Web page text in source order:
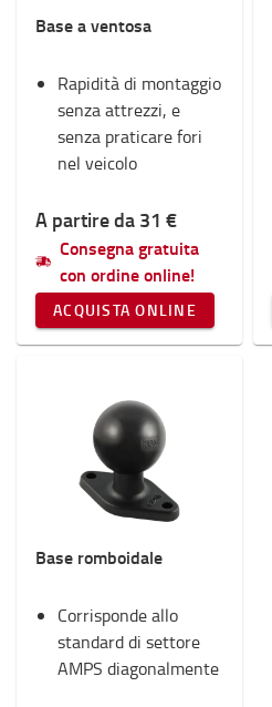
Base a ventosa
Rapidità di montaggio
senza attrezzi, e
senza praticare fori
nel veicolo
A partire da 31 €
Consegna gratuita
con ordine online!
ACQUISTA ONLINE
Base romboidale
Corrisponde allo
standard di settore
AMPS diagonalmente